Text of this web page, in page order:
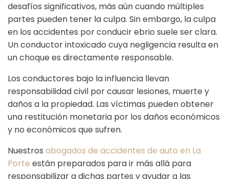
desafíos significativos, más aún cuando múltiples
partes pueden tener la culpa. Sin embargo, la culpa
en los accidentes por conducir ebrio suele ser clara.
Un conductor intoxicado cuya negligencia resulta en
un choque es directamente responsable.
Los conductores bajo la influencia llevan
responsabilidad civil por causar lesiones, muerte y
daños a la propiedad. Las víctimas pueden obtener
una restitución monetaria por los daños económicos
y no económicos que sufren.
Nuestros abogados de accidentes de auto en La
Porte están preparados para ir más allá para
responsabilizar a dichas partes y ayudar a las